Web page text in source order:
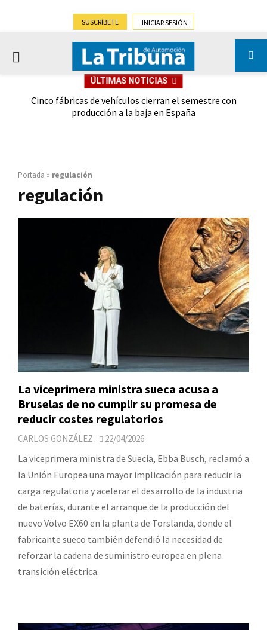
SUSCRÍBETE INICIAR SESIÓN
PRIMARY
ÚLTIMAS NOTICIAS
Cinco fábricas de vehículos cierran el semestre con
producción a la baja en España
Portada » regulación
regulación
La viceprimera ministra sueca acusa a
Bruselas de no cumplir su promesa de
reducir costes regulatorios
CARLOS GONZÁLEZ 22/04/2026
La viceprimera ministra de Suecia, Ebba Busch, reclamó a
la Unión Europea una mayor implicación para reducir la
carga regulatoria y acelerar el desarrollo de la industria
de baterías, durante el arranque de la producción del
nuevo Volvo EX60 en la planta de Torslanda, donde el
fabricante sueco también defendió la necesidad de
reforzar la cadena de suministro europea en plena
transición eléctrica.